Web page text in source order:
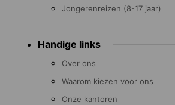
Jongerenreizen (8-17 jaar)
Handige links
Over ons
Waarom kiezen voor ons
Onze kantoren